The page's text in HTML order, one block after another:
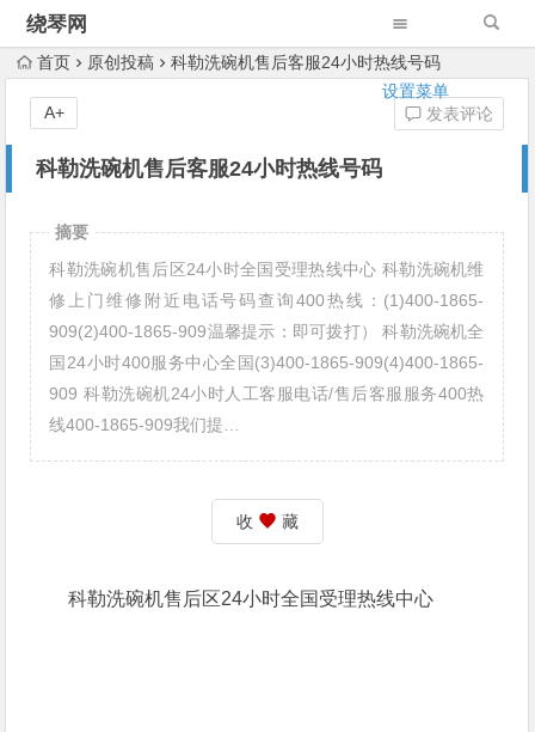
绕琴网
设置菜单
首页 原创投稿 科勒洗碗机售后客服24小时热线号码
科勒洗碗机售后客服24小时热线号码
发表评论
A+
摘要
科勒洗碗机售后区24小时全国受理热线中心 科勒洗碗机维
修上门维修附近电话号码查询400热线：(1)400-1865-
909(2)400-1865-909温馨提示：即可拨打） 科勒洗碗机全
国24小时400服务中心全国(3)400-1865-909(4)400-1865-
909 科勒洗碗机24小时人工客服电话/售后客服服务400热
线400-1865-909我们提…
收 藏
科勒洗碗机售后区24小时全国受理热线中心